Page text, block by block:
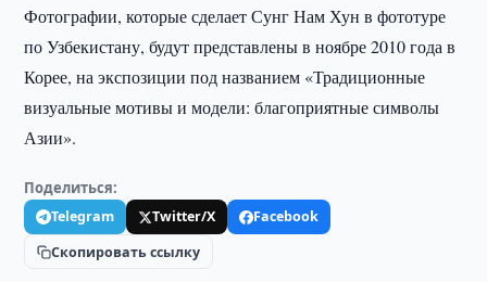
Фотографии, которые сделает Сунг Нам Хун в фототуре
по Узбекистану, будут представлены в ноябре 2010 года в
Корее, на экспозиции под названием «Традиционные
визуальные мотивы и модели: благоприятные символы
Азии».
Поделиться:
Telegram Twitter/X
Facebook
Скопировать ссылку